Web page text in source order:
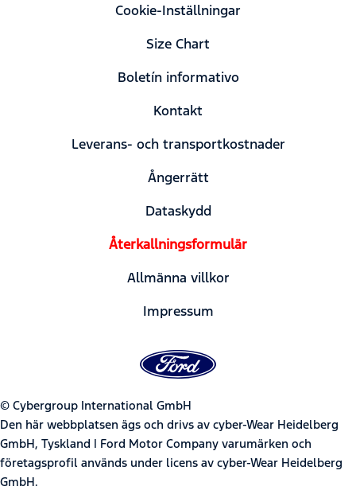
Cookie-Inställningar
Size Chart
Boletín informativo
Kontakt
Leverans- och transportkostnader
Ångerrätt
Dataskydd
Återkallningsformulär
Allmänna villkor
Impressum
© Cybergroup International GmbH
Den här webbplatsen ägs och drivs av cyber-Wear Heidelberg
GmbH, Tyskland | Ford Motor Company varumärken och
företagsprofil används under licens av cyber-Wear Heidelberg
GmbH.